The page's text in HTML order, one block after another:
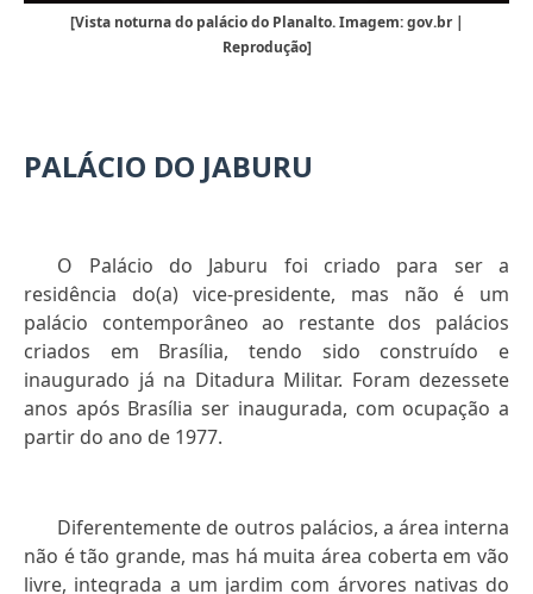
[Vista noturna do palácio do Planalto. Imagem: gov.br |
Reprodução]
PALÁCIO DO JABURU
O Palácio do Jaburu foi criado para ser a
residência do(a) vice-presidente, mas não é um
palácio contemporâneo ao restante dos palácios
criados em Brasília, tendo sido construído e
inaugurado já na Ditadura Militar. Foram dezessete
anos após Brasília ser inaugurada, com ocupação a
partir do ano de 1977.
Diferentemente de outros palácios, a área interna
não é tão grande, mas há muita área coberta em vão
livre, integrada a um jardim com árvores nativas do